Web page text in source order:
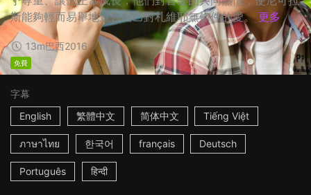
斯能夠輕而易舉地宣告自己對札維耶無條件的愛。 更多
13m巴西2016
免費
字幕
English
繁體中文 简体中文 Tiếng Việt
ภาษาไทย 한국어 français Deutsch
Português हिन्दी